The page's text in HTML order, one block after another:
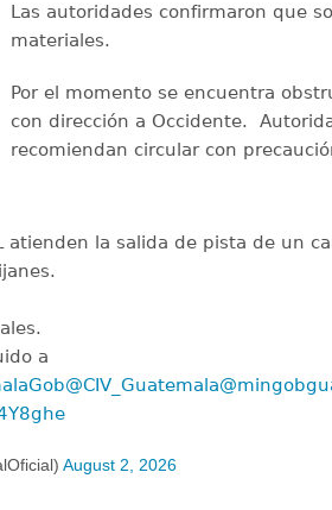
Las autoridades confirmaron que
materiales.
Por el momento se encuentra
con dirección a Occidente.
recomiendan circular con
atienden la salida de pista de un
a
@CIV_Guatemala
August 2, 2026